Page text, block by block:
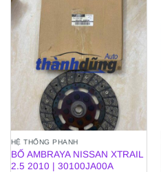
HỆ THỐNG PHANH
BỐ AMBRAYA NISSAN XTRAIL
2.5 2010 | 30100JA00A